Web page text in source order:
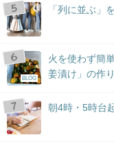
「列に並ぶ」
BLOG
火を使わず簡
姜漬け」の作
朝4時・5時台